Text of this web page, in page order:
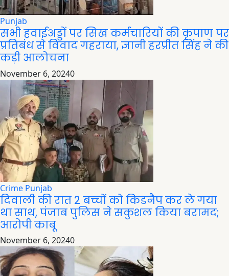
Punjab
सभी हवाईअड्डों पर सिख कर्मचारियों की कृपाण पर
प्रतिबंध से विवाद गहराया, ज्ञानी हरप्रीत सिंह ने की
कड़ी आलोचना
November 6, 20240
Crime Punjab
दिवाली की रात 2 बच्चों को किडनैप कर ले गया
था साथ, पंजाब पुलिस ने सकुशल किया बरामद;
आरोपी काबू
November 6, 20240